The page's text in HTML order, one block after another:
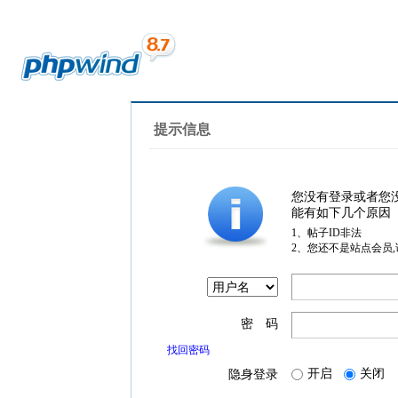
提示信息
您没有登录或者您
能有如下几个原因
1、帖子ID非法
2、您还不是站点会员
密 码
找回密码
隐身登录 开启 关闭